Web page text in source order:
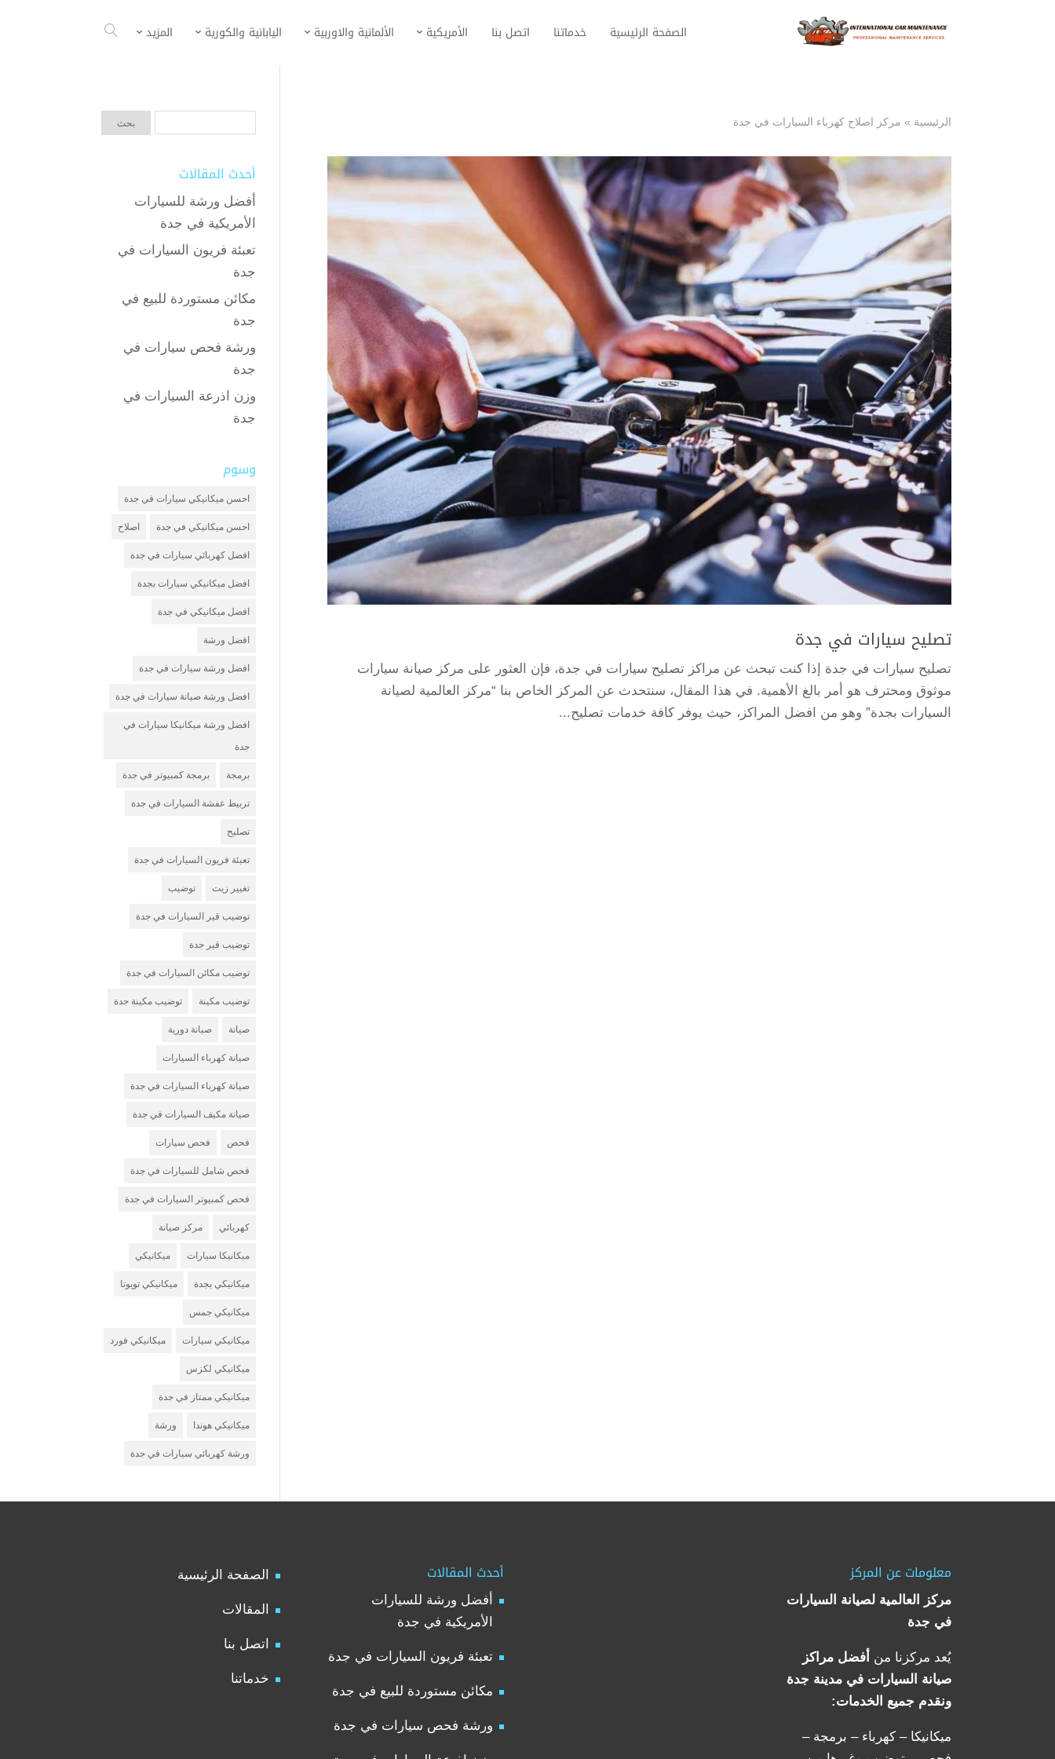
الصفحة الرئيسية خدماتنا اتصل بنا الأمريكية الألمانية والاوربية اليابانية والكورية المزيد
الرئيسية » مركز اصلاح كهرباء السيارات في جدة
تصليح سيارات في جدة
تصليح سيارات في جدة إذا كنت تبحث عن مراكز تصليح سيارات في جدة، فإن العثور على مركز صيانة سيارات
موثوق ومحترف هو أمر بالغ الأهمية. في هذا المقال، سنتحدث عن المركز الخاص بنا “مركز العالمية لصيانة
السيارات بجدة” وهو من افضل المراكز، حيث يوفر كافة خدمات تصليح...
أحدث المقالات
أفضل ورشة للسيارات
الأمريكية في جدة
تعبئة فريون السيارات في
جدة
مكائن مستوردة للبيع في
جدة
ورشة فحص سيارات في
جدة
وزن اذرعة السيارات في
جدة
وسوم
احسن ميكانيكي سيارات في جدة
احسن ميكانيكي في جدة اصلاح
افضل كهربائي سيارات في جدة
افضل ميكانيكي سيارات بجدة
افضل ميكانيكي في جدة
افضل ورشة
افضل ورشة سيارات في جدة
افضل ورشة صيانة سيارات في جدة
افضل ورشة ميكانيكا سيارات في
جدة
برمجة برمجة كمبيوتر في جدة
تربيط عفشة السيارات في جدة
تصليح
تعبئة فريون السيارات في جدة
تغيير زيت توضيب
توضيب قير السيارات في جدة
توضيب قير جدة
توضيب مكائن السيارات في جدة
توضيب مكينة توضيب مكينة جدة
صيانة صيانة دورية
صيانة كهرباء السيارات
صيانة كهرباء السيارات في جدة
صيانة مكيف السيارات في جدة
فحص فحص سيارات
فحص شامل للسيارات في جدة
فحص كمبيوتر السيارات في جدة
كهربائي مركز صيانة
ميكانيكا سيارات ميكانيكي
ميكانيكي بجدة ميكانيكي تويوتا
ميكانيكي جمس
ميكانيكي سيارات ميكانيكي فورد
ميكانيكي لكزس
ميكانيكي ممتاز في جدة
ميكانيكي هوندا ورشة
ورشة كهربائي سيارات في جدة
معلومات عن المركز
مركز العالمية لصيانة السيارات
في جدة
يُعد مركزنا من أفضل مراكز
صيانة السيارات في مدينة جدة
ونقدم جميع الخدمات:
ميكانيكا – كهرباء – برمجة –
أحدث المقالات
أفضل ورشة للسيارات
الأمريكية في جدة
تعبئة فريون السيارات في جدة
مكائن مستوردة للبيع في جدة
ورشة فحص سيارات في جدة
الصفحة الرئيسية
المقالات
اتصل بنا
خدماتنا